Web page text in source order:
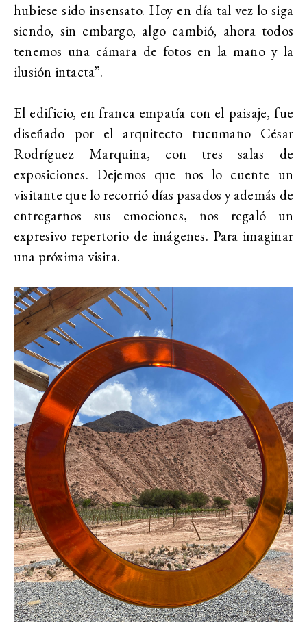
hubiese sido insensato. Hoy en día tal vez lo siga
siendo, sin embargo, algo cambió, ahora todos
tenemos una cámara de fotos en la mano y la
ilusión intacta”.
El edificio, en franca empatía con el paisaje, fue
diseñado por el arquitecto tucumano César
Rodríguez Marquina, con tres salas de
exposiciones. Dejemos que nos lo cuente un
visitante que lo recorrió días pasados y además de
entregarnos sus emociones, nos regaló un
expresivo repertorio de imágenes. Para imaginar
una próxima visita.